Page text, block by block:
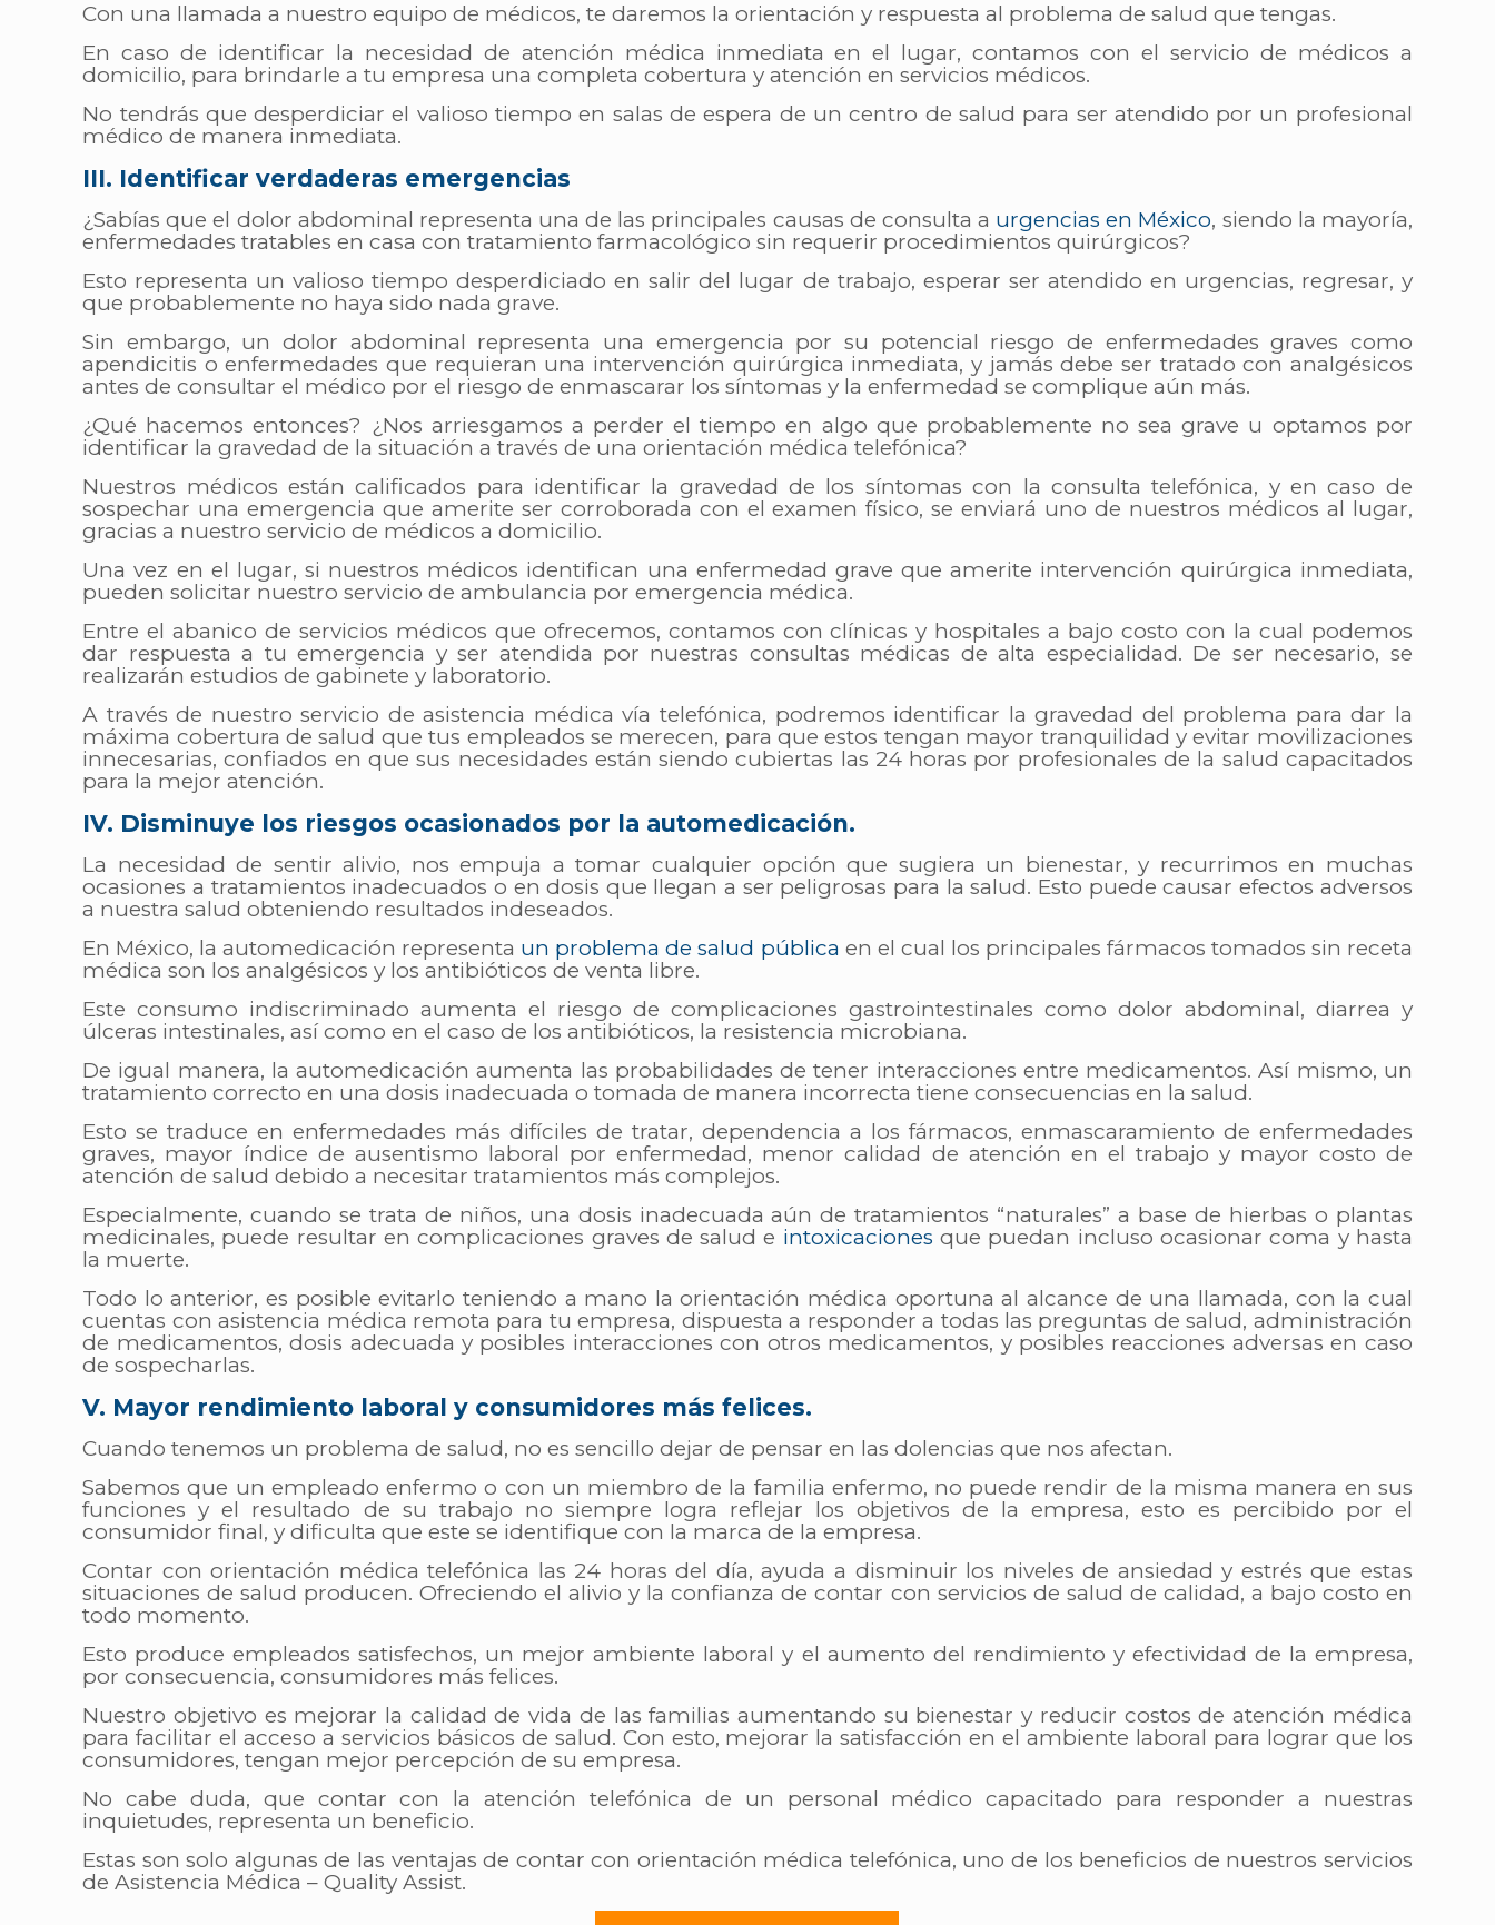
Con una llamada a nuestro equipo de médicos, te daremos la orientación y respuesta al problema de salud que tengas.
En caso de identificar la necesidad de atención médica inmediata en el lugar, contamos con el servicio de médicos a
domicilio, para brindarle a tu empresa una completa cobertura y atención en servicios médicos.
No tendrás que desperdiciar el valioso tiempo en salas de espera de un centro de salud para ser atendido por un profesional
médico de manera inmediata.
III. Identificar verdaderas emergencias
¿Sabías que el dolor abdominal representa una de las principales causas de consulta a urgencias en México, siendo la mayoría,
enfermedades tratables en casa con tratamiento farmacológico sin requerir procedimientos quirúrgicos?
Esto representa un valioso tiempo desperdiciado en salir del lugar de trabajo, esperar ser atendido en urgencias, regresar, y
que probablemente no haya sido nada grave.
Sin embargo, un dolor abdominal representa una emergencia por su potencial riesgo de enfermedades graves como
apendicitis o enfermedades que requieran una intervención quirúrgica inmediata, y jamás debe ser tratado con analgésicos
antes de consultar el médico por el riesgo de enmascarar los síntomas y la enfermedad se complique aún más.
¿Qué hacemos entonces? ¿Nos arriesgamos a perder el tiempo en algo que probablemente no sea grave u optamos por
identificar la gravedad de la situación a través de una orientación médica telefónica?
Nuestros médicos están calificados para identificar la gravedad de los síntomas con la consulta telefónica, y en caso de
sospechar una emergencia que amerite ser corroborada con el examen físico, se enviará uno de nuestros médicos al lugar,
gracias a nuestro servicio de médicos a domicilio.
Una vez en el lugar, si nuestros médicos identifican una enfermedad grave que amerite intervención quirúrgica inmediata,
pueden solicitar nuestro servicio de ambulancia por emergencia médica.
Entre el abanico de servicios médicos que ofrecemos, contamos con clínicas y hospitales a bajo costo con la cual podemos
dar respuesta a tu emergencia y ser atendida por nuestras consultas médicas de alta especialidad. De ser necesario, se
realizarán estudios de gabinete y laboratorio.
A través de nuestro servicio de asistencia médica vía telefónica, podremos identificar la gravedad del problema para dar la
máxima cobertura de salud que tus empleados se merecen, para que estos tengan mayor tranquilidad y evitar movilizaciones
innecesarias, confiados en que sus necesidades están siendo cubiertas las 24 horas por profesionales de la salud capacitados
para la mejor atención.
IV. Disminuye los riesgos ocasionados por la automedicación.
La necesidad de sentir alivio, nos empuja a tomar cualquier opción que sugiera un bienestar, y recurrimos en muchas
ocasiones a tratamientos inadecuados o en dosis que llegan a ser peligrosas para la salud. Esto puede causar efectos adversos
a nuestra salud obteniendo resultados indeseados.
En México, la automedicación representa un problema de salud pública en el cual los principales fármacos tomados sin receta
médica son los analgésicos y los antibióticos de venta libre.
Este consumo indiscriminado aumenta el riesgo de complicaciones gastrointestinales como dolor abdominal, diarrea y
úlceras intestinales, así como en el caso de los antibióticos, la resistencia microbiana.
De igual manera, la automedicación aumenta las probabilidades de tener interacciones entre medicamentos. Así mismo, un
tratamiento correcto en una dosis inadecuada o tomada de manera incorrecta tiene consecuencias en la salud.
Esto se traduce en enfermedades más difíciles de tratar, dependencia a los fármacos, enmascaramiento de enfermedades
graves, mayor índice de ausentismo laboral por enfermedad, menor calidad de atención en el trabajo y mayor costo de
atención de salud debido a necesitar tratamientos más complejos.
Especialmente, cuando se trata de niños, una dosis inadecuada aún de tratamientos “naturales” a base de hierbas o plantas
medicinales, puede resultar en complicaciones graves de salud e intoxicaciones que puedan incluso ocasionar coma y hasta
la muerte.
Todo lo anterior, es posible evitarlo teniendo a mano la orientación médica oportuna al alcance de una llamada, con la cual
cuentas con asistencia médica remota para tu empresa, dispuesta a responder a todas las preguntas de salud, administración
de medicamentos, dosis adecuada y posibles interacciones con otros medicamentos, y posibles reacciones adversas en caso
de sospecharlas.
V. Mayor rendimiento laboral y consumidores más felices.
Cuando tenemos un problema de salud, no es sencillo dejar de pensar en las dolencias que nos afectan.
Sabemos que un empleado enfermo o con un miembro de la familia enfermo, no puede rendir de la misma manera en sus
funciones y el resultado de su trabajo no siempre logra reflejar los objetivos de la empresa, esto es percibido por el
consumidor final, y dificulta que este se identifique con la marca de la empresa.
Contar con orientación médica telefónica las 24 horas del día, ayuda a disminuir los niveles de ansiedad y estrés que estas
situaciones de salud producen. Ofreciendo el alivio y la confianza de contar con servicios de salud de calidad, a bajo costo en
todo momento.
Esto produce empleados satisfechos, un mejor ambiente laboral y el aumento del rendimiento y efectividad de la empresa,
por consecuencia, consumidores más felices.
Nuestro objetivo es mejorar la calidad de vida de las familias aumentando su bienestar y reducir costos de atención médica
para facilitar el acceso a servicios básicos de salud. Con esto, mejorar la satisfacción en el ambiente laboral para lograr que los
consumidores, tengan mejor percepción de su empresa.
No cabe duda, que contar con la atención telefónica de un personal médico capacitado para responder a nuestras
inquietudes, representa un beneficio.
Estas son solo algunas de las ventajas de contar con orientación médica telefónica, uno de los beneficios de nuestros servicios
de Asistencia Médica – Quality Assist.